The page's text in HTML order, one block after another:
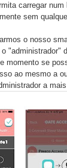
carregar
sem
o nosso
"administrador"
momento se
ao mesmo a
a